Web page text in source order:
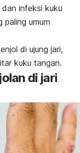
dan infeksi kuku
paling umum
di ujung jari,
kuku tangan.
di jari